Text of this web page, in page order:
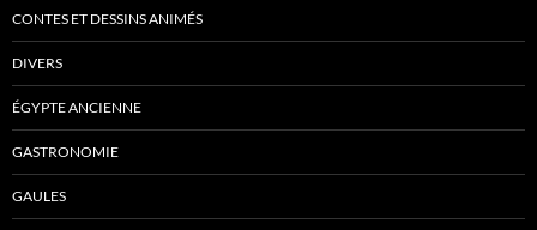
CONTES ET DESSINS ANIMÉS
DIVERS
ÉGYPTE ANCIENNE
GASTRONOMIE
GAULES